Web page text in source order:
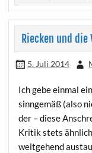
Riecken und
5. Juli 2014
Ich gebe ein­mal
sinn­ge­mäß (also
der – die­se
Kri­tik stets
weit­ge­hend